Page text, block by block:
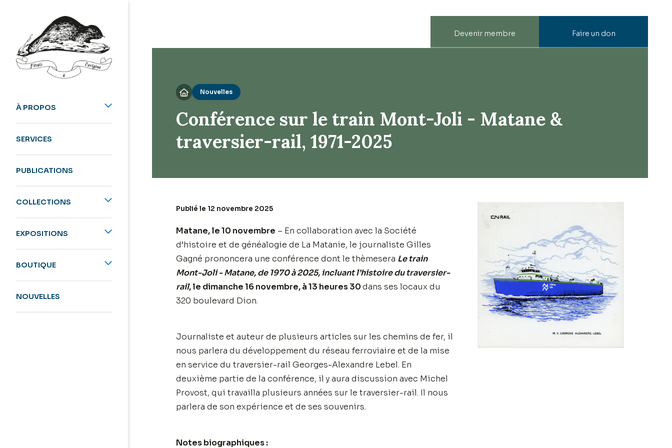
À PROPOS
SERVICES
PUBLICATIONS
COLLECTIONS
EXPOSITIONS
BOUTIQUE
NOUVELLES
Devenir membre Faire un don
 Nouvelles
Conférence sur le train Mont-Joli - Matane &
traversier-rail, 1971-2025
Publié le 12 novembre 2025
Matane, le 10 novembre – En collaboration avec la Société
d’histoire et de généalogie de La Matanie, le journaliste Gilles
Gagné prononcera une conférence dont le thèmesera Le train
Mont-Joli - Matane, de 1970 à 2025, incluant l’histoire du traversier-
rail, le dimanche 16 novembre,à 13 heures 30dans ses locaux du
320 boulevard Dion.
Journaliste et auteur de plusieurs articles sur les chemins de fer, il
nous parlera du développement du réseau ferroviaire et de la mise
en service du traversier-rail Georges-Alexandre Lebel. En
deuxième partie de la conférence, il y aura discussion avec Michel
Provost, qui travailla plusieurs années sur le traversier-rail. Il nous
parlera de son expérience et de ses souvenirs.
Notes biographiques :